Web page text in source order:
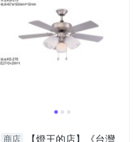
商店
【燈王的店】《台灣